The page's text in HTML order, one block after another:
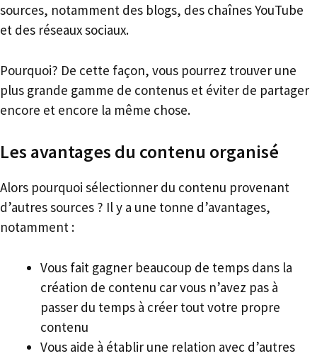
sources, notamment des blogs, des chaînes YouTube
et des réseaux sociaux.
Pourquoi? De cette façon, vous pourrez trouver une
plus grande gamme de contenus et éviter de partager
encore et encore la même chose.
Les avantages du contenu organisé
Alors pourquoi sélectionner du contenu provenant
d’autres sources ? Il y a une tonne d’avantages,
notamment :
Vous fait gagner beaucoup de temps dans la
création de contenu car vous n’avez pas à
passer du temps à créer tout votre propre
contenu
Vous aide à établir une relation avec d’autres